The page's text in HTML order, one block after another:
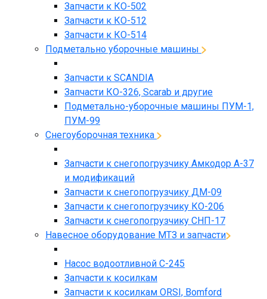
Запчасти к КО-502
Запчасти к КО-512
Запчасти к КО-514
Подметально уборочные машины
Запчасти к SCANDIA
Запчасти КО-326, Scarab и другие
Подметально-уборочные машины ПУМ-1,
ПУМ-99
Снегоуборочная техника
Запчасти к снегопогрузчику Амкодор А-37
и модификаций
Запчасти к снегопогрузчику ДМ-09
Запчасти к снегопогрузчику КО-206
Запчасти к снегопогрузчику СНП-17
Навесное оборудование МТЗ и запчасти
Насос водоотливной С-245
Запчасти к косилкам
Запчасти к косилкам ORSI, Bomford